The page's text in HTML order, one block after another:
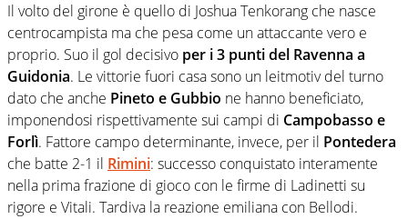
Il volto del girone è quello di Joshua Tenkorang che nasce
centrocampista ma che pesa come un attaccante vero e
proprio. Suo il gol decisivo per i 3 punti del Ravenna a
Guidonia. Le vittorie fuori casa sono un leitmotiv del turno
dato che anche Pineto e Gubbio ne hanno beneficiato,
imponendosi rispettivamente sui campi di Campobasso e
Forlì. Fattore campo determinante, invece, per il Pontedera
che batte 2-1 il Rimini: successo conquistato interamente
nella prima frazione di gioco con le firme di Ladinetti su
rigore e Vitali. Tardiva la reazione emiliana con Bellodi.